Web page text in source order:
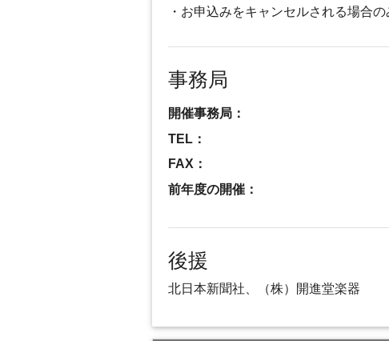
・お申込みをキャンセルされる場合
事務局
開催事務局：
TEL：
FAX：
前年度の開催：
後援
北日本新聞社、（株）開進堂楽器